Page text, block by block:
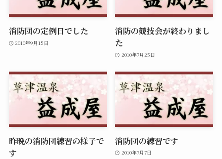
消防団の定例日でした
2010年9月15日
消防の競技会が終わりまし
た
2010年7月25日
昨晩の消防団練習の様子で
す
消防団の練習です
2010年7月7日